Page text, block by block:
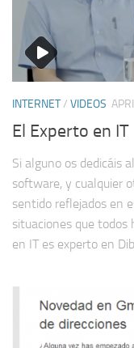
INTERNET/ VIDEOS
El Experto en IT
Si alguno os dedicáis
software, y cualquier
sentido reflejados en
situaciones que todos
en IT es experto en